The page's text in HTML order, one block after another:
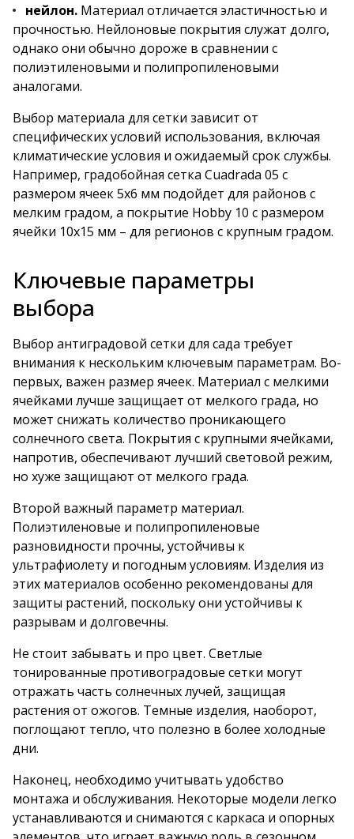
нейлон. Материал отличается эластичностью и
прочностью. Нейлоновые покрытия служат долго,
однако они обычно дороже в сравнении с
полиэтиленовыми и полипропиленовыми
аналогами.
Выбор материала для сетки зависит от
специфических условий использования, включая
климатические условия и ожидаемый срок службы.
Например, градобойная сетка Cuadrada 05 с
размером ячеек 5х6 мм подойдет для районов с
мелким градом, а покрытие Hobby 10 с размером
ячейки 10х15 мм – для регионов с крупным градом.
Ключевые параметры
выбора
Выбор антиградовой сетки для сада требует
внимания к нескольким ключевым параметрам. Во-
первых, важен размер ячеек. Материал с мелкими
ячейками лучше защищает от мелкого града, но
может снижать количество проникающего
солнечного света. Покрытия с крупными ячейками,
напротив, обеспечивают лучший световой режим,
но хуже защищают от мелкого града.
Второй важный параметр материал.
Полиэтиленовые и полипропиленовые
разновидности прочны, устойчивы к
ультрафиолету и погодным условиям. Изделия из
этих материалов особенно рекомендованы для
защиты растений, поскольку они устойчивы к
разрывам и долговечны.
Не стоит забывать и про цвет. Светлые
тонированные противоградовые сетки могут
отражать часть солнечных лучей, защищая
растения от ожогов. Темные изделия, наоборот,
поглощают тепло, что полезно в более холодные
дни.
Наконец, необходимо учитывать удобство
монтажа и обслуживания. Некоторые модели легко
устанавливаются и снимаются с каркаса и опорных